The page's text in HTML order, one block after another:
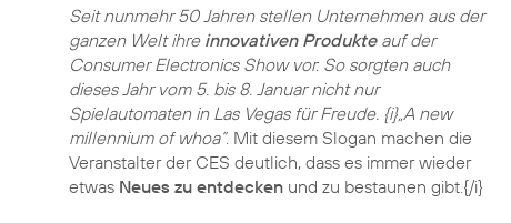
Seit nunmehr 50 Jahren stellen Unternehmen aus der
ganzen Welt ihre innovativen Produkteauf der
Consumer Electronics Show vor. So sorgten auch
dieses Jahr vom 5. bis 8. Januar nicht nur
Spielautomaten in Las Vegas für Freude. {i}„A new
millennium of whoa“. Mit diesem Slogan machen die
Veranstalter der CES deutlich, dass es immer wieder
etwas Neues zu entdecken und zu bestaunen gibt.{/i}